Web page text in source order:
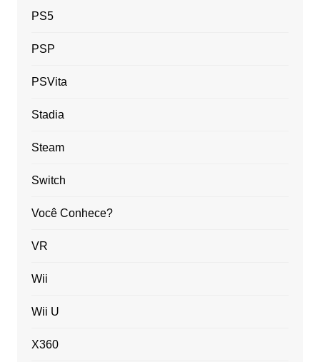
PS5
PSP
PSVita
Stadia
Steam
Switch
Você Conhece?
VR
Wii
Wii U
X360